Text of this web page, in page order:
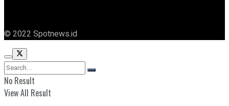
© 2022 Spotnews.id
No Result
View All Result